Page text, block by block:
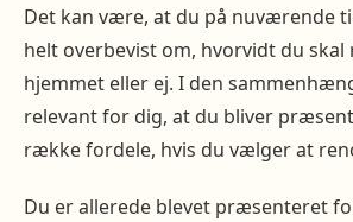
Det kan være, at du på nuværende
helt overbevist om, hvorvidt du skal
hjemmet eller ej. I den
relevant for dig, at du bliver
række fordele, hvis du vælger at
Du er allerede blevet præsenteret